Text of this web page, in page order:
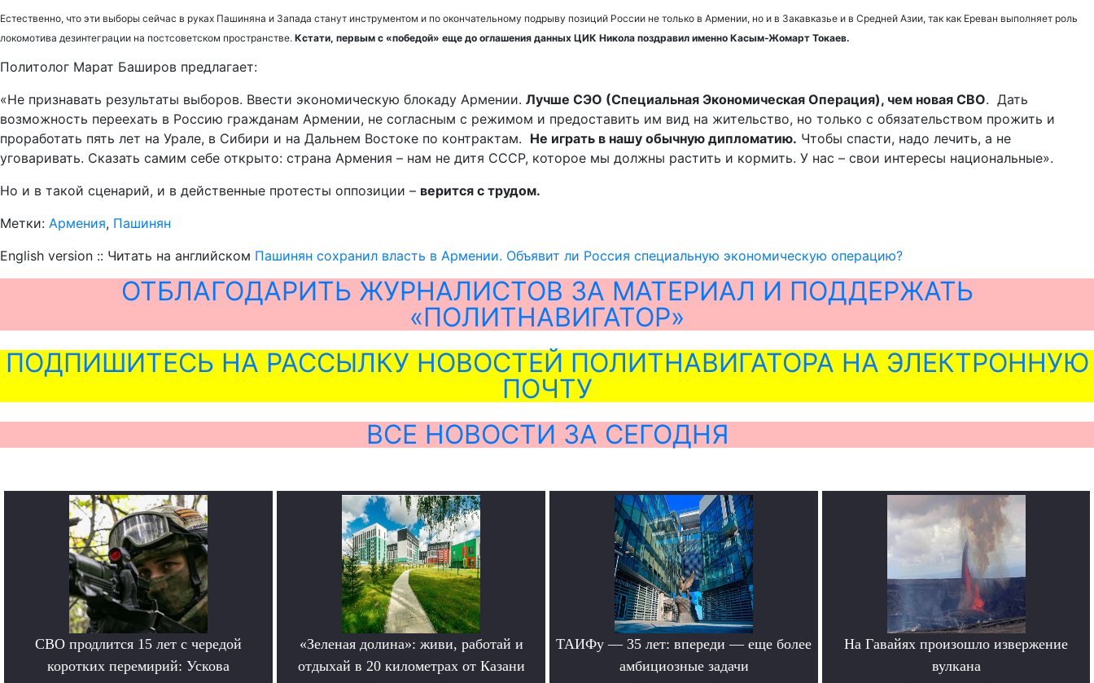
Естественно, что эти выборы сейчас в руках Пашиняна и Запада станут инструментом и по окончательному подрыву позиций России не только в Армении, но и в Закавказье и в Средней Азии, так как Ереван выполняет роль
локомотива дезинтеграции на постсоветском пространстве. Кстати, первым с «победой» еще до оглашения данных ЦИК Никола поздравил именно Касым-Жомарт Токаев.
Политолог Марат Баширов предлагает:
«Не признавать результаты выборов. Ввести экономическую блокаду Армении. Лучше СЭО (Специальная Экономическая Операция), чем новая СВО. Дать
возможность переехать в Россию гражданам Армении, не согласным с режимом и предоставить им вид на жительство, но только с обязательством прожить и
проработать пять лет на Урале, в Сибири и на Дальнем Востоке по контрактам. Не играть в нашу обычную дипломатию. Чтобы спасти, надо лечить, а не
уговаривать. Сказать самим себе открыто: страна Армения – нам не дитя СССР, которое мы должны растить и кормить. У нас – свои интересы национальные».
Но и в такой сценарий, и в действенные протесты оппозиции – верится с трудом.
Метки: Армения, Пашинян
English version :: Читать на английском Пашинян сохранил власть в Армении. Объявит ли Россия специальную экономическую операцию?
ОТБЛАГОДАРИТЬ ЖУРНАЛИСТОВ ЗА МАТЕРИАЛ И ПОДДЕРЖАТЬ
«ПОЛИТНАВИГАТОР»
ПОДПИШИТЕСЬ НА РАССЫЛКУ НОВОСТЕЙ ПОЛИТНАВИГАТОРА НА ЭЛЕКТРОННУЮ
ПОЧТУ
ВСЕ НОВОСТИ ЗА СЕГОДНЯ
СВО продлится 15 лет с чередой
коротких перемирий: Ускова
«Зеленая долина»: живи, работай и
отдыхай в 20 километрах от Казани
ТАИФу — 35 лет: впереди — еще более
амбициозные задачи
На Гавайях произошло извержение
вулкана